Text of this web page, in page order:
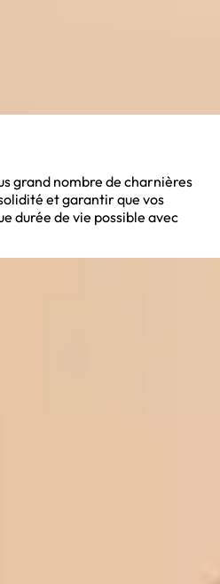
grand nombre de charnières
et garantir que vos
durée de vie possible avec